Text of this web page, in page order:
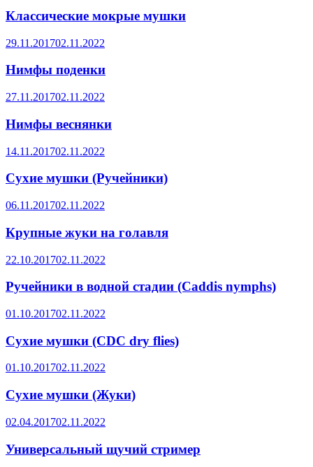
Классические мокрые мушки
29.11.201702.11.2022
Нимфы поденки
27.11.201702.11.2022
Нимфы веснянки
14.11.201702.11.2022
Сухие мушки (Ручейники)
06.11.201702.11.2022
Крупные жуки на голавля
22.10.201702.11.2022
Ручейники в водной стадии (Caddis nymphs)
01.10.201702.11.2022
Сухие мушки (CDC dry flies)
01.10.201702.11.2022
Сухие мушки (Жуки)
02.04.201702.11.2022
Универсальный щучий стример